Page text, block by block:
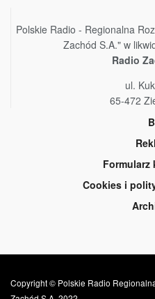
Polskie Radio - Regionalna
Zachód S.A." w
Radio
ul.
65-472
Cookies i
Copyright © Polskie Radio